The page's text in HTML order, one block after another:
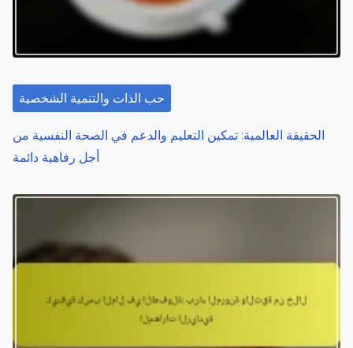
i
o
n
حب الذات والتنمية الشخصية
الحقيقة العالمية: تمكين التعليم والدعم في الصحة النفسية من
أجل رفاهية دائمة